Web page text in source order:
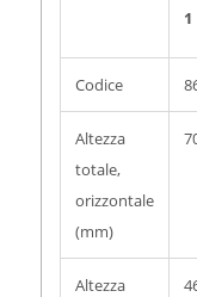
1
Codice
Altezza
totale,
orizzontale
(mm)
Altezza